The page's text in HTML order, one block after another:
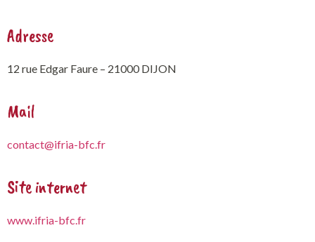
Adresse
12 rue Edgar Faure – 21000 DIJON
Mail
contact@ifria-bfc.fr
Site internet
www.ifria-bfc.fr